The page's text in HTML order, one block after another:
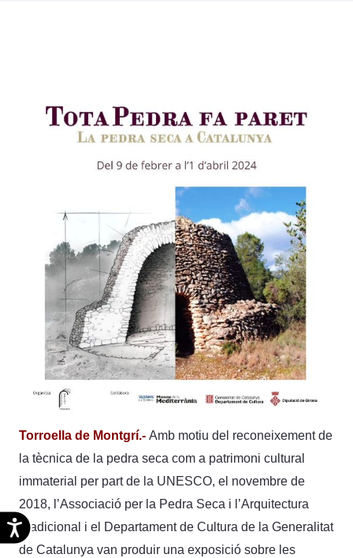
Accesibilidad
Torroella de Montgrí.- Amb motiu del reconeixement de
la tècnica de la pedra seca com a patrimoni cultural
immaterial per part de la UNESCO, el novembre de
2018, l’Associació per la Pedra Seca i l’Arquitectura
Tradicional i el Departament de Cultura de la Generalitat
de Catalunya van produir una exposició sobre les